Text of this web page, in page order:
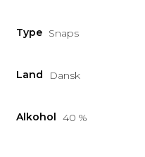
Type Snaps
Land Dansk
Alkohol 40 %